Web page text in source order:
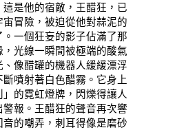
是他的宿敵，王醋狂，已
冒險，被迫從他對蒜泥的
一個狂妄的影子佔滿了那
光線一瞬間被極端的酸氣
像醋罐的機器人緩緩漂浮
噴射著白色醋霧。它身上
的霓虹燈牌，閃爍得讓人
報。王醋狂的聲音再次響
的嘲弄，刺耳得像是磨砂